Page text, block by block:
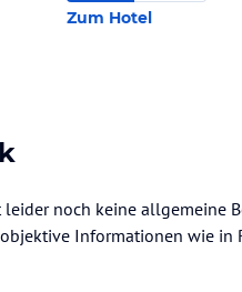
Zum Hotel
noch keine allgemeine
Informationen wie in